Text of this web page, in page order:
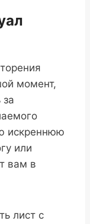
момент,
за
искреннюю
или
вам в
лист с